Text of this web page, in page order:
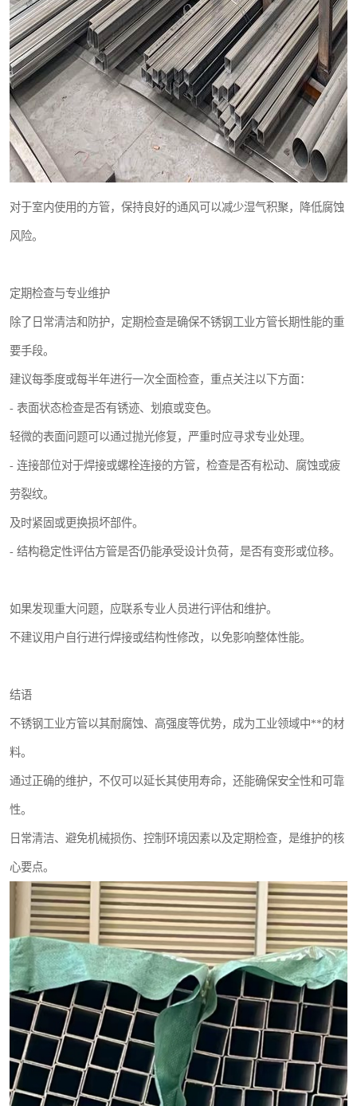
对于室内使用的方管，保持良好的通风可以减少湿气积聚，降低腐蚀
风险。
定期检查与专业维护
除了日常清洁和防护，定期检查是确保不锈钢工业方管长期性能的重
要手段。
建议每季度或每半年进行一次全面检查，重点关注以下方面：
- 表面状态检查是否有锈迹、划痕或变色。
轻微的表面问题可以通过抛光修复，严重时应寻求专业处理。
- 连接部位对于焊接或螺栓连接的方管，检查是否有松动、腐蚀或疲
劳裂纹。
及时紧固或更换损坏部件。
- 结构稳定性评估方管是否仍能承受设计负荷，是否有变形或位移。
如果发现重大问题，应联系专业人员进行评估和维护。
不建议用户自行进行焊接或结构性修改，以免影响整体性能。
结语
不锈钢工业方管以其耐腐蚀、高强度等优势，成为工业领域中**的材
料。
通过正确的维护，不仅可以延长其使用寿命，还能确保安全性和可靠
性。
日常清洁、避免机械损伤、控制环境因素以及定期检查，是维护的核
心要点。